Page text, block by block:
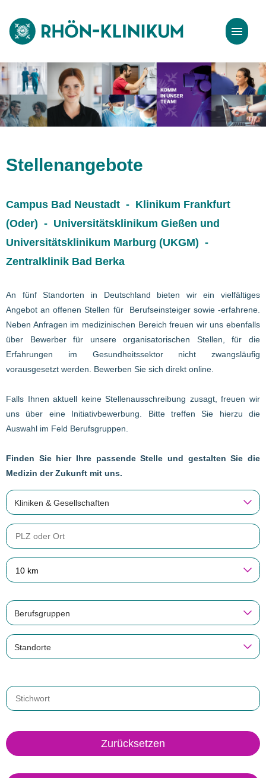
Stellenangebote
Bewerbungstipps
Stellenangebote
Campus Bad Neustadt - Klinikum Frankfurt
(Oder) - Universitätsklinikum Gießen und
Universitätsklinikum Marburg (UKGM) -
Zentralklinik Bad Berka
An fünf Standorten in Deutschland bieten wir ein vielfältiges
Angebot an offenen Stellen für Berufseinsteiger sowie -erfahrene.
Neben Anfragen im medizinischen Bereich freuen wir uns ebenfalls
über Bewerber für unsere organisatorischen Stellen, für die
Erfahrungen im Gesundheitssektor nicht zwangsläufig
vorausgesetzt werden. Bewerben Sie sich direkt online.
Falls Ihnen aktuell keine Stellenausschreibung zusagt, freuen wir
uns über eine Initiativbewerbung. Bitte treffen Sie hierzu die
Auswahl im Feld Berufsgruppen.
Finden Sie hier Ihre passende Stelle und gestalten Sie die
Medizin der Zukunft mit uns.
Kliniken & Gesellschaften
10 km
Berufsgruppen
Standorte
Zurücksetzen